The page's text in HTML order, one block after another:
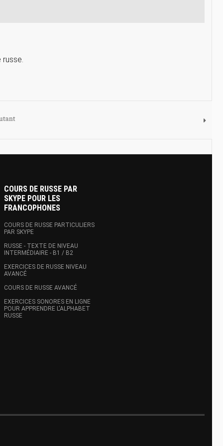
COURS DE RUSSE PAR
SKYPE POUR LES
FRANCOPHONES
COURS DE RUSSE PARTICULIERS
PAR SKYPE
RUSSE - TEXTE DE NIVEAU
INTERMÉDIAIRE - B1 / B2
EXERCICES DE RUSSE NIVEAU
AVANCÉ
COURS DE RUSSE AVANCÉ
EXERCICES SONORES EN LIGNE
POUR APPRENDRE L'ALPHABET
RUSSE